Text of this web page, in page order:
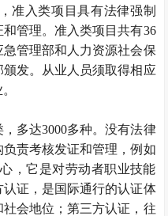
准入类项目具有法律强制
管理。准入类项目共有36
管理部和人力资源社会保
发。从业人员须取得相应
多达3000多种。没有法律
责考核发证和管理，例如
，它是对劳动者职业技能
证，是国际通行的认证体
会地位；第三方认证，往